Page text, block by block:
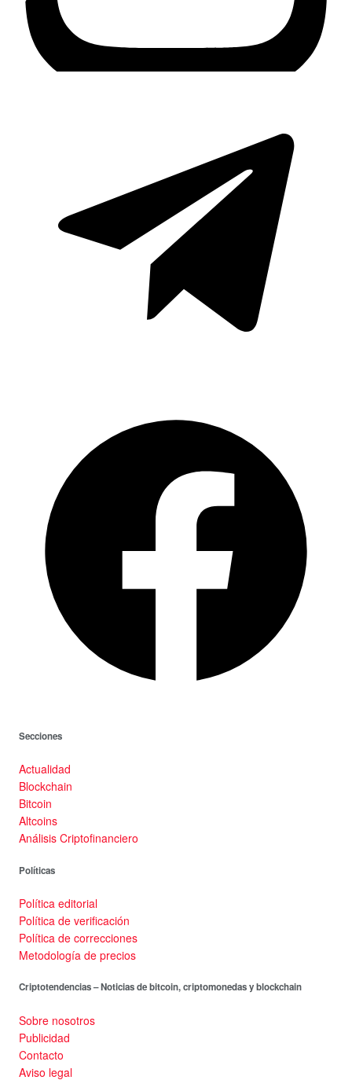
Secciones
Actualidad
Blockchain
Bitcoin
Altcoins
Análisis Criptofinanciero
Políticas
Política editorial
Política de verificación
Política de correcciones
Metodología de precios
Criptotendencias – Noticias de bitcoin, criptomonedas y blockchain
Sobre nosotros
Publicidad
Contacto
Aviso legal